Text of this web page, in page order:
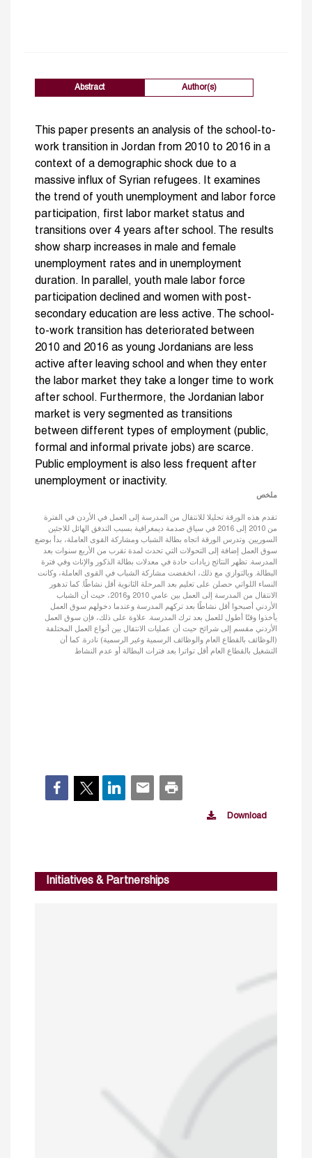
Abstract Author(s)
This paper presents an analysis of the school-to-
work transition in Jordan from 2010 to 2016 in a
context of a demographic shock due to a
massive influx of Syrian refugees. It examines
the trend of youth unemployment and labor force
participation, first labor market status and
transitions over 4 years after school. The results
show sharp increases in male and female
unemployment rates and in unemployment
duration. In parallel, youth male labor force
participation declined and women with post-
secondary education are less active. The school-
to-work transition has deteriorated between
2010 and 2016 as young Jordanians are less
active after leaving school and when they enter
the labor market they take a longer time to work
after school. Furthermore, the Jordanian labor
market is very segmented as transitions
between different types of employment (public,
formal and informal private jobs) are scarce.
Public employment is also less frequent after
unemployment or inactivity.
ملخص
تقدم هذه الورقة تحليلا للانتقال من المدرسة إلى العمل في الأردن في الفترة
من 2010 إلى 2016 في سياق صدمة ديمغرافية بسبب التدفق الهائل للاجئين
السوريين. وتدرس الورقة اتجاه بطالة الشباب ومشاركة القوى العاملة، بدأ بوضع
سوق العمل إضافة إلى التحولات التي تحدث لمدة تقرب من الأربع سنوات بعد
المدرسة. تظهر النتائج زيادات حادة في معدلات بطالة الذكور والإناث وفي فترة
البطالة. وبالتوازي مع ذلك، انخفضت مشاركة الشباب في القوى العاملة، وكانت
النساء اللواتي حصلن على تعليم بعد المرحلة الثانوية أقل نشاطًا. كما تدهور
الانتقال من المدرسة إلى العمل بين عامي 2010 و2016، حيث أن الشباب
الأردني أصبحوا أقل نشاطًا بعد تركهم المدرسة وعندما دخولهم سوق العمل
يأخذوا وقتًا أطول للعمل بعد ترك المدرسة. علاوة على ذلك، فإن سوق العمل
الأردني مقسم إلى شرائح حيث أن عمليات الانتقال بين أنواع العمل المختلفة
(الوظائف بالقطاع العام والوظائف الرسمية وغير الرسمية) نادرة. كما أن
التشغيل بالقطاع العام أقل تواترا بعد فترات البطالة أو عدم النشاط
Download
Initiatives & Partnerships